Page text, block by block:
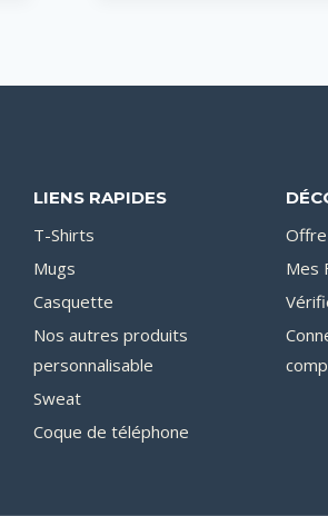
LIENS RAPIDES
T-Shirts
Mugs
Casquette
Nos autres produits
personnalisable
Sweat
Coque de téléphone
Mes